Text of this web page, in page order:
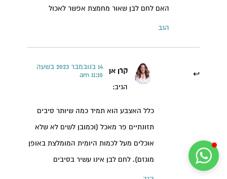
האם לחם לבן שאור מחמצת אפשר לאכול
הגב
קרן אן
הגיב:
14 בנובמבר 2023 בשעה
11:10 am
כלל האצבע הוא תמיד כמה שיותר סיבים
תזונתיים פר מאכל (וכמובן לשים לא שלא
אוכלים מעל לכמות היומית המומלצת באופן
מוגזם). לחם לבן אינו עשיר בסיבים